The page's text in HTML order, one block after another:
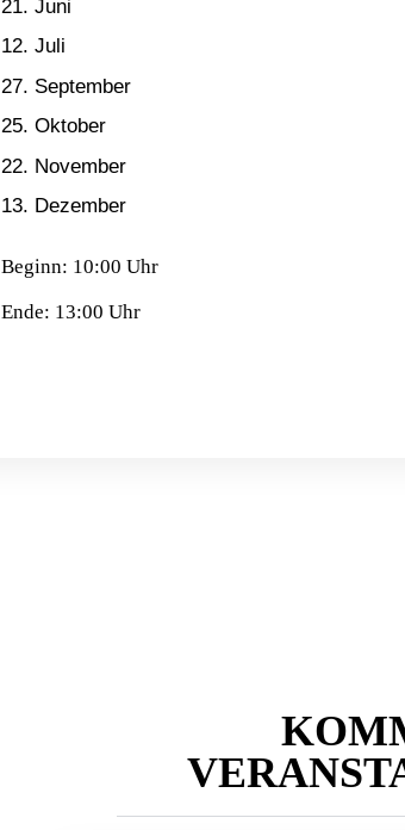
21. Juni
12. Juli
27. September
25. Oktober
22. November
13. Dezember
Beginn: 10:00 Uhr
Ende: 13:00 Uhr